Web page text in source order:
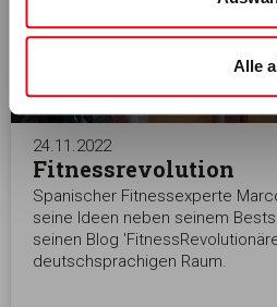
Alle
24.11.2022
Fitnessrevolution
Spanischer Fitnessexperte
seine Ideen neben seinem
seinen Blog
deutschsprachigen Raum.